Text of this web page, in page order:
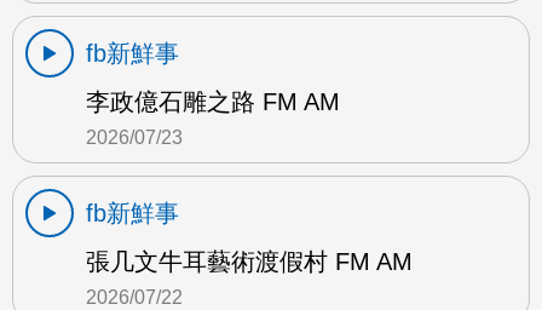
fb新鮮事
李政億石雕之路 FM AM
2026/07/23
fb新鮮事
張几文牛耳藝術渡假村 FM AM
2026/07/22